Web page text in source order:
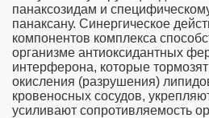
панаксозидам и
панаксану. Синергическое
компонентов комплекса
организме антиоксидантных
интерферона, которые
окисления (разрушения)
кровеносных сосудов,
усиливают сопротивляемость